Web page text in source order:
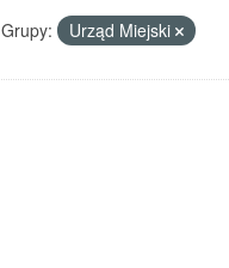
Grupy: Urząd Miejski